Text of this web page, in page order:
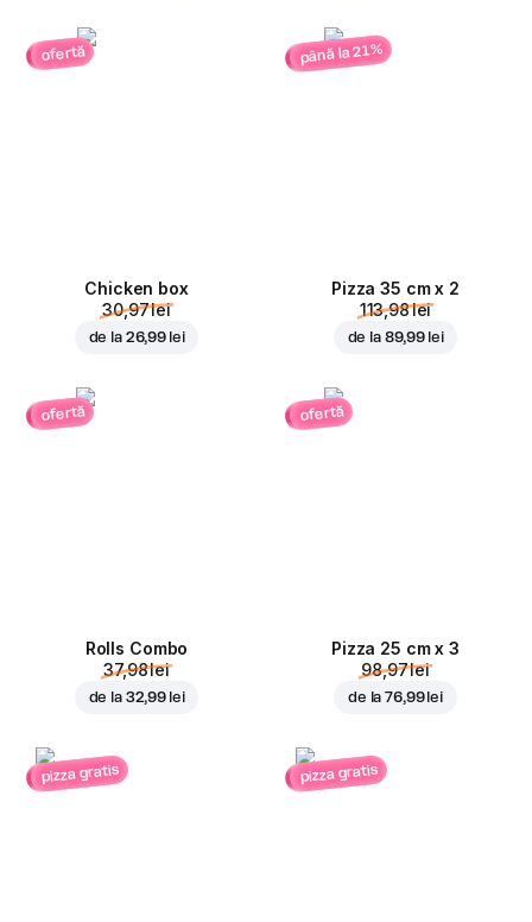
ofertă
Chicken box
30,97 lei
de la 26,99 lei
până la 21%
Pizza 35 cm x 2
113,98 lei
de la 89,99 lei
ofertă
Rolls Combo
37,98 lei
de la 32,99 lei
ofertă
Pizza 25 cm x 3
98,97 lei
de la76,99 lei
pizza gratis pizza gratis